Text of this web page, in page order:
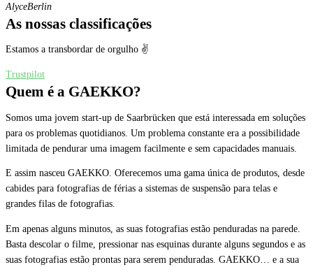
AlyceBerlin
As nossas classificações
Estamos a transbordar de orgulho ✌
Trustpilot
Quem é a GAEKKO?
Somos uma jovem start-up de Saarbrücken que está interessada em soluções
para os problemas quotidianos. Um problema constante era a possibilidade
limitada de pendurar uma imagem facilmente e sem capacidades manuais.
E assim nasceu GAEKKO. Oferecemos uma gama única de produtos, desde
cabides para fotografias de férias a sistemas de suspensão para telas e
grandes filas de fotografias.
Em apenas alguns minutos, as suas fotografias estão penduradas na parede.
Basta descolar o filme, pressionar nas esquinas durante alguns segundos e as
suas fotografias estão prontas para serem penduradas. GAEKKO… e a sua